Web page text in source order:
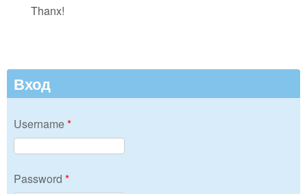
Thanx!
Вход
Username*
Password *